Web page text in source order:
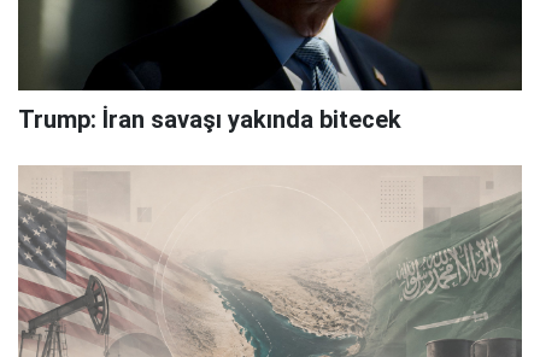
Trump: İran savaşı yakında bitecek